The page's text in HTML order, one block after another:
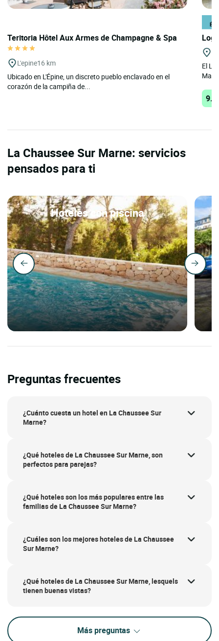
Teritoria Hôtel Aux Armes de Champagne & Spa
L'epine16 km
Ubicado en L'Épine, un discreto pueblo enclavado en el
corazón de la campiña de...
El
La Chaussee Sur Marne: servicios
pensados para ti
Hoteles con piscina
Preguntas frecuentes
¿Cuánto cuesta un hotel en La Chaussee Sur
Marne?
¿Qué hoteles de La Chaussee Sur Marne, son
perfectos para parejas?
¿Qué hoteles son los más populares entre las
familias de La Chaussee Sur Marne?
¿Cuáles son los mejores hoteles de La Chaussee
Sur Marne?
¿Qué hoteles de La Chaussee Sur Marne, lesquels
tienen buenas vistas?
Más preguntas